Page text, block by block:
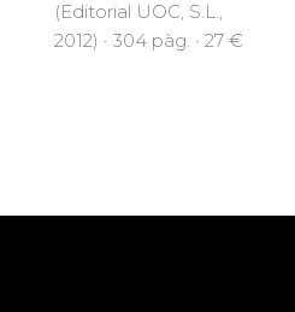
(Editorial UOC, S.L.,
2012) · 304 pàg. · 27 €